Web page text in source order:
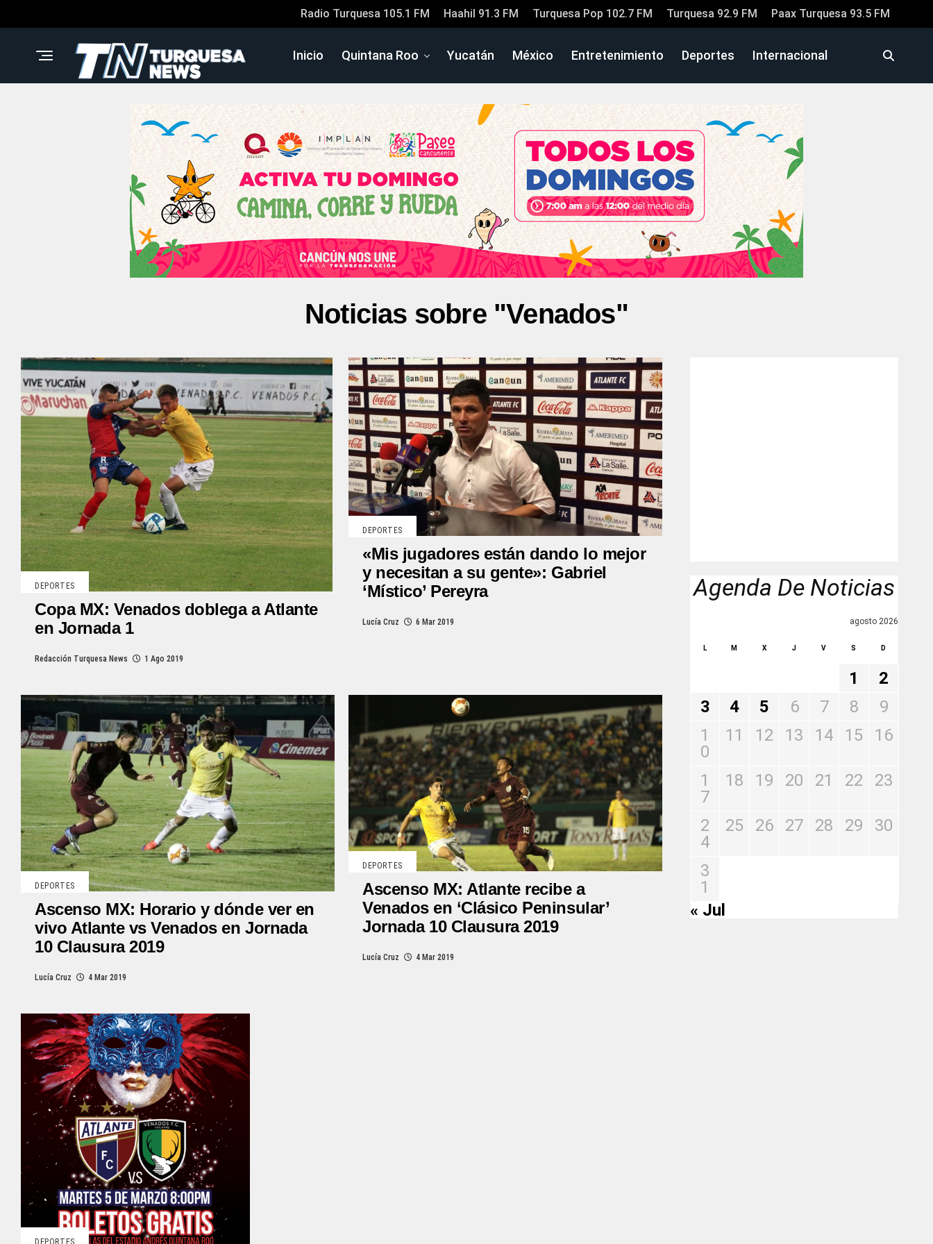
Radio Turquesa 105.1 FM Haahil 91.3 FM Turquesa Pop 102.7 FM Turquesa 92.9 FM Paax Turquesa 93.5 FM
Inicio Quintana Roo Yucatán México Entretenimiento Deportes Internacional
Noticias sobre "Venados"
DEPORTES
Copa MX: Venados doblega a Atlante
en Jornada 1
Redacción Turquesa News 1 Ago 2019
DEPORTES
«Mis jugadores están dando lo mejor
y necesitan a su gente»: Gabriel
‘Místico’ Pereyra
Lucía Cruz 6 Mar 2019
DEPORTES
Ascenso MX: Horario y dónde ver en
vivo Atlante vs Venados en Jornada
10 Clausura 2019
Lucía Cruz 4 Mar 2019
DEPORTES
Ascenso MX: Atlante recibe a
Venados en ‘Clásico Peninsular’
Jornada 10 Clausura 2019
Lucía Cruz 4 Mar 2019
Agenda De Noticias
agosto 2026
L M X J V S D
1
2
3
4 5 6 7 8
9
1
0
11 12 13 14 15 16
1
7
18 19 20 21 22 23
2
4
25 26 27 28 29 30
3
1
« Jul